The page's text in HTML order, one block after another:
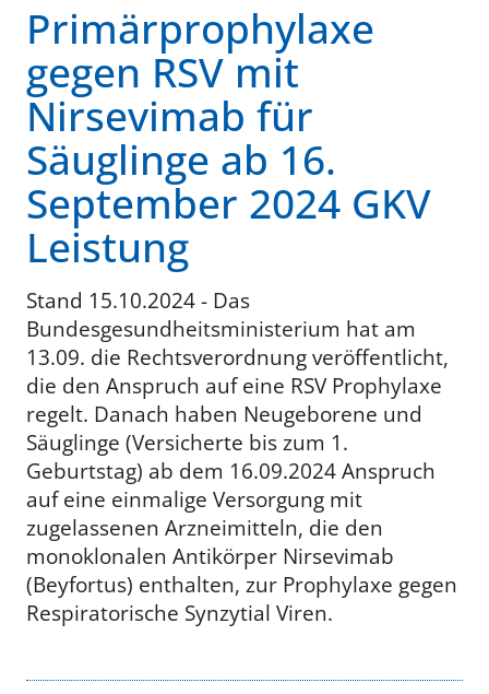
Primärprophylaxe
gegen RSV mit
Nirsevimab für
Säuglinge ab 16.
September 2024 GKV
Leistung
Stand 15.10.2024 - Das
Bundesgesundheitsministerium hat am
13.09. die Rechtsverordnung veröffentlicht,
die den Anspruch auf eine RSV Prophylaxe
regelt. Danach haben Neugeborene und
Säuglinge (Versicherte bis zum 1.
Geburtstag) ab dem 16.09.2024 Anspruch
auf eine einmalige Versorgung mit
zugelassenen Arzneimitteln, die den
monoklonalen Antikörper Nirsevimab
(Beyfortus) enthalten, zur Prophylaxe gegen
Respiratorische Synzytial Viren.